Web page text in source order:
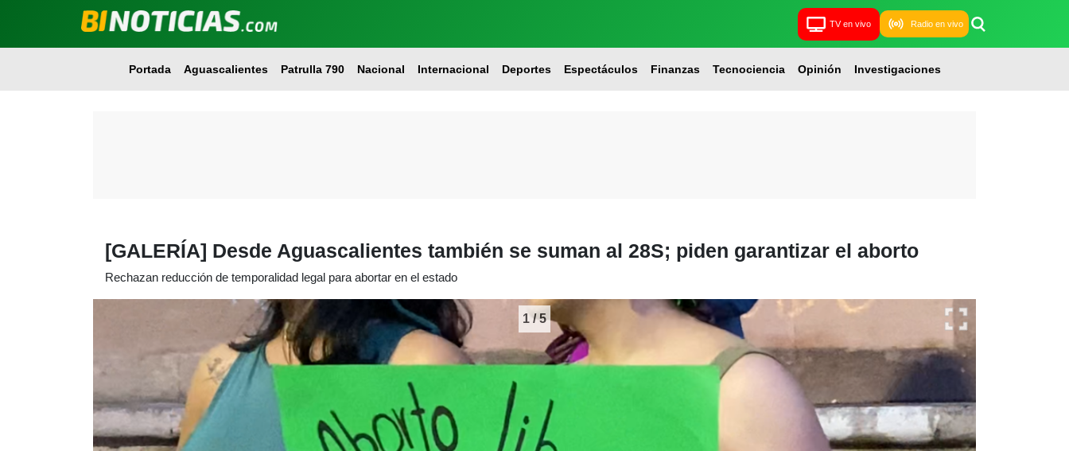
TV en vivo Radio en vivo
Portada Aguascalientes Patrulla 790 Nacional Internacional Deportes Espectáculos Finanzas Tecnociencia Opinión Investigaciones
[GALERÍA] Desde Aguascalientes también se suman al 28S; piden garantizar el aborto
Rechazan reducción de temporalidad legal para abortar en el estado
1/5